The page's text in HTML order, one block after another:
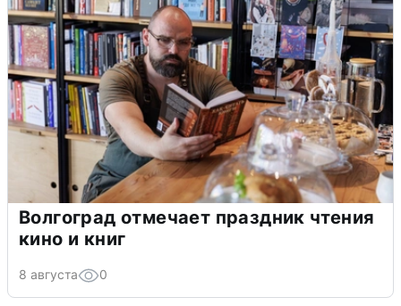
Волгоград отмечает праздник чтения
кино и книг
8 августа 0